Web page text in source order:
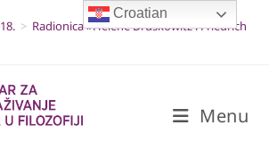
> Radionica »Helene Druskowitz i Friedrich
Menu
Croatian